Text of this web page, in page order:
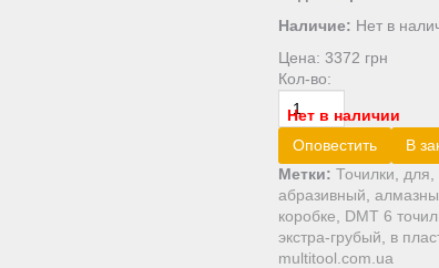
Наличие: Нет в
Цена: 3372 грн
Кол-во:
Нет в наличии
Оповестить
В
Метки: Точилки для
абразивный ,
коробке
DMT 6
экстра-грубый
в
multitool.com.ua